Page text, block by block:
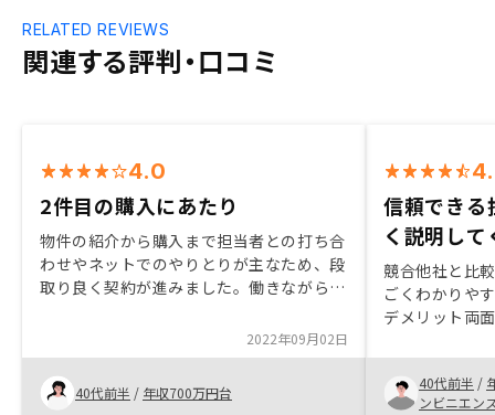
関連する評判・口コミ
RELATED REVIEWS
4.0
2件目の購入にあたり
物件の紹介から購入まで担当者との打ち合
わせやネットでのやりとりが主なため、段
取り良く契約が進みました。働きながらで
たのは良かったです。また、担当者の方は
幅広く知識を持っているので、疑問点や手
続きで戸惑った点などもすぐに対応してく
れました。
2022年09月02日
40代前半 / 年収700万円台
信頼できる
く説明し
競合他社と比
ごくわかりや
デメリット両
た。実際の契
ちらの手間が
40代前半 /
ンビニエン